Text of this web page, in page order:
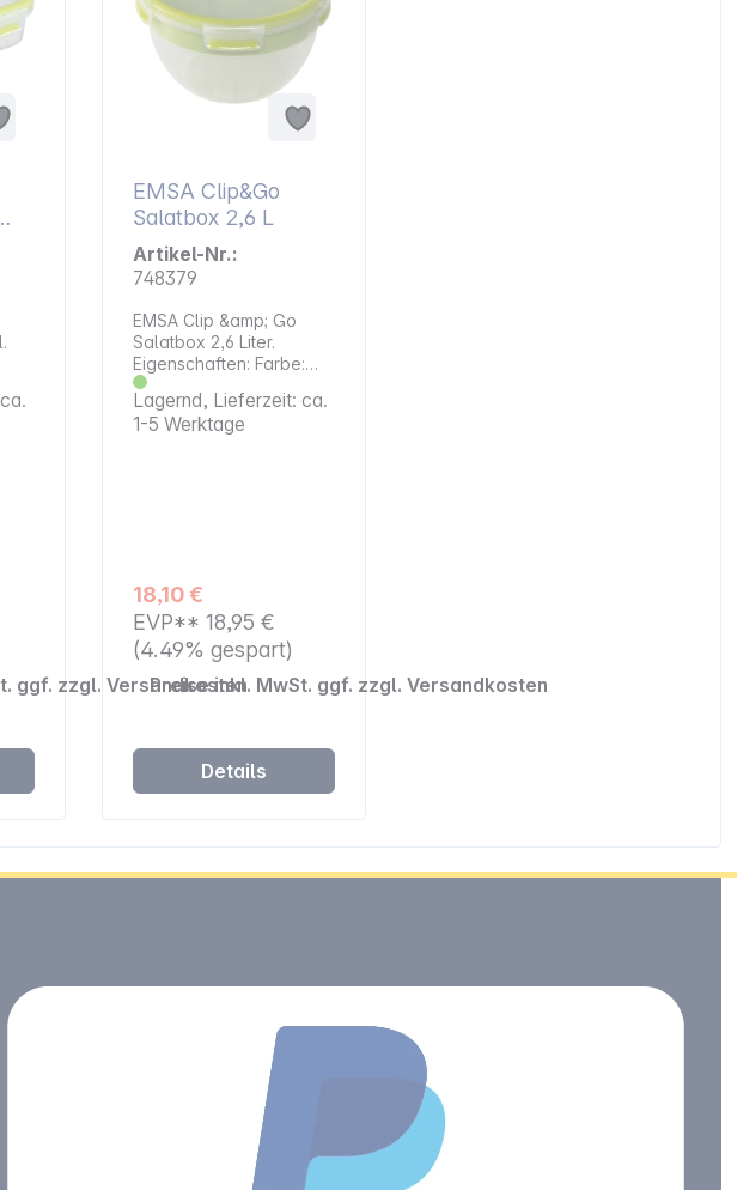
ggf. zzgl. Versandkosten
EMSA Clip&Go
Salatbox 2,6 L
Artikel-Nr.:
748379
EMSA Clip &amp; Go
Salatbox 2,6 Liter.
Eigenschaften: Farbe:
Transparent / Grün
Fassungsvermögen: 2,6
Liter Material: Kunststoff
Breite: 21,8 cm Höhe: 12,7
cm
Lagernd, Lieferzeit: ca.
1-5 Werktage
18,10 €
EVP** 18,95 €
(4.49% gespart)
Preise inkl. MwSt. ggf. zzgl. Versandkosten
Details